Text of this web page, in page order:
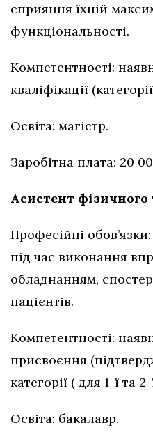
сприяння їхній
функціональності.
Компетентності:
кваліфікації
Освіта: магістр.
Заробітна плата: 20
Асистент фізичного
Професійні
під час виконання
обладнанням,
пацієнтів.
Компетентності:
присвоєння
категорії ( для 1-ї та 2-
Освіта: бакалавр.